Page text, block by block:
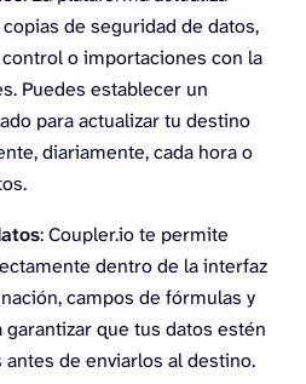
de seguridad de datos,
o importaciones con la
Puedes establecer un
para actualizar tu destino
diariamente, cada hora o
: Coupler.io te permite
dentro de la interfaz
campos de fórmulas y
garantizar que tus datos estén
de enviarlos al destino.